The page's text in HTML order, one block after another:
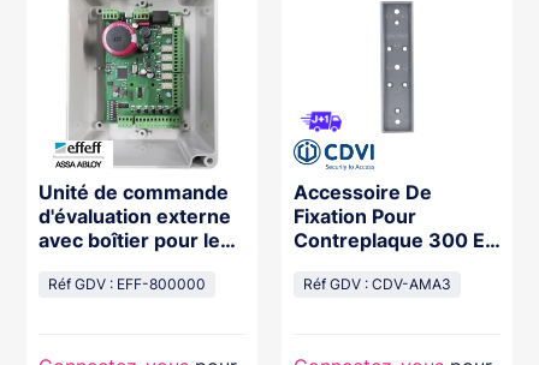
Unité de commande
d'évaluation externe
avec boîtier pour les
(e-)drive/ (e-)access
Réf GDV : EFF-800000
Accessoire De
Fixation Pour
Contreplaque 300 Et
Réf GDV : CDV-AMA3